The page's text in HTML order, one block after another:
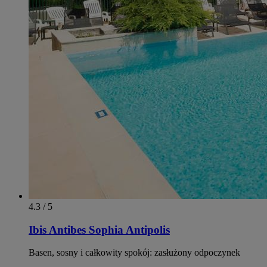
4.3 / 5
Ibis Antibes Sophia Antipolis
Basen, sosny i całkowity spokój: zasłużony odpoczynek